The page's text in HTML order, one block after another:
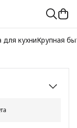
для кухниКрупная